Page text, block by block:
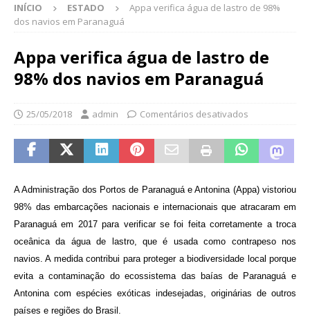
INÍCIO ESTADO
Appa verifica água de lastro de 98%
dos navios em Paranaguá
Appa verifica água de lastro de
98% dos navios em Paranaguá
25/05/2018 admin Comentários desativados
A Administração dos Portos de Paranaguá e Antonina (Appa) vistoriou
98% das embarcações nacionais e internacionais que atracaram em
Paranaguá em 2017 para verificar se foi feita corretamente a troca
oceânica da água de lastro, que é usada como contrapeso nos
navios. A medida contribui para proteger a biodiversidade local porque
evita a contaminação do ecossistema das baías de Paranaguá e
Antonina com espécies exóticas indesejadas, originárias de outros
países e regiões do Brasil.